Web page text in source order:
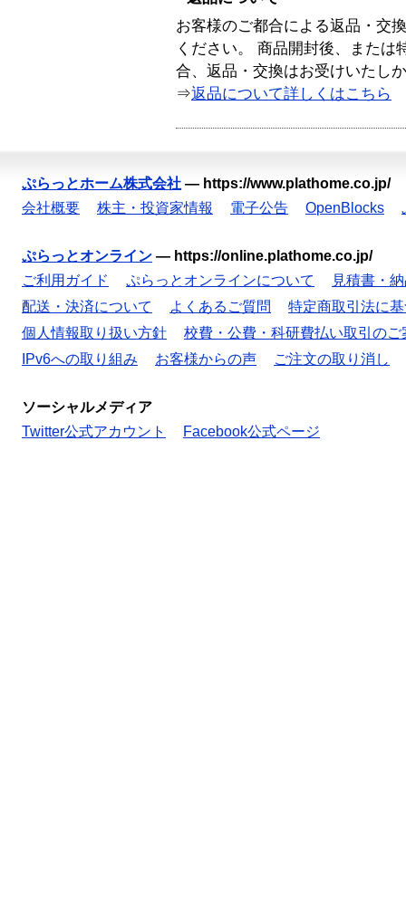
お客様のご都合による返品・交
ください。 商品開封後、または
合、返品・交換はお受けいたし
⇒返品について詳しくはこちら
ぷらっとホーム株式会社 — https://www.plathome.co.jp/
会社概要
株主・投資家情報 電子公告 OpenBlocks
ぷらっとオンライン — https://online.plathome.co.jp/
ご利用ガイド
ぷらっとオンラインについて
見積書・
配送・決済について
よくあるご質問
特定商取引法に
個人情報取り扱い方針
校費・公費・科研費払い取引のご
IPv6への取り組み
お客様からの声 ご注文の取り消し
ソーシャルメディア
Twitter公式アカウント
Facebook公式ページ